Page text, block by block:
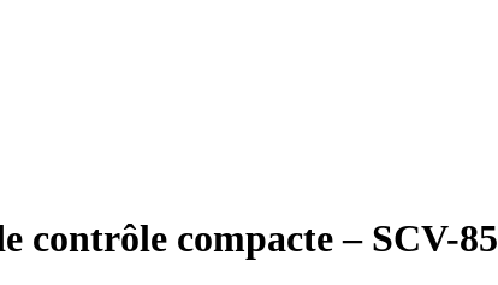
contrôle compacte – SCV-85